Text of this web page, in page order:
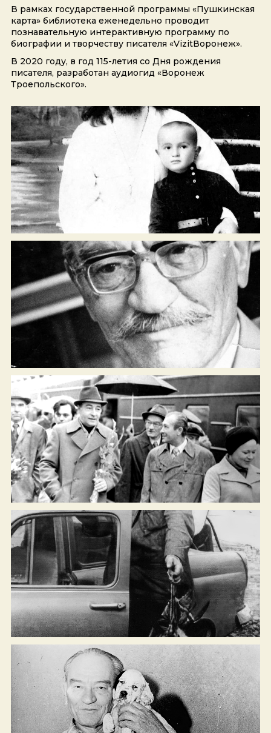
В рамках государственной программы «Пушкинская
карта» библиотека еженедельно проводит
познавательную интерактивную программу по
биографии и творчеству писателя «VizitВоронеж».
В 2020 году, в год 115-летия со Дня рождения
писателя, разработан аудиогид «Воронеж
Троепольского».